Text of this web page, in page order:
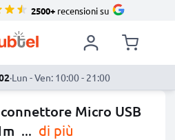
2500+recensioni su
·Lun - Ven: 10:00 - 21:00
Micro USB
... di più